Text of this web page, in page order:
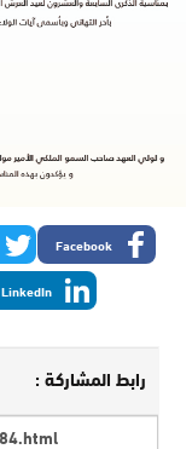
Facebook
LinkedIn
رابط المشاركة :